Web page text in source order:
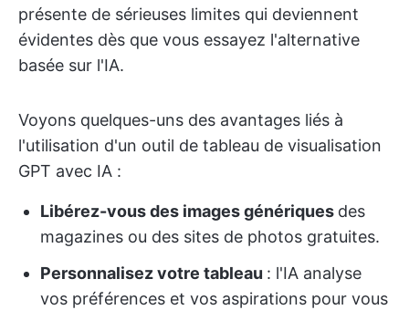
présente de sérieuses limites qui deviennent
évidentes dès que vous essayez l'alternative
basée sur l'IA.
Voyons quelques-uns des avantages liés à
l'utilisation d'un outil de tableau de visualisation
GPT avec IA :
Libérez-vous des images génériques des
magazines ou des sites de photos gratuites.
Personnalisez votre tableau : l'IA analyse
vos préférences et vos aspirations pour vous